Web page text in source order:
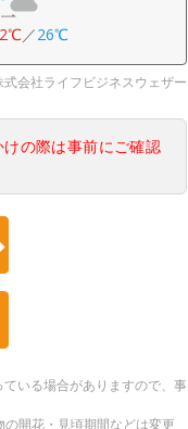
／26℃
会社ライフビジネスウェザー
の際は事前にご確認
いる場合がありますので、事
開花・見頃期間などは変更